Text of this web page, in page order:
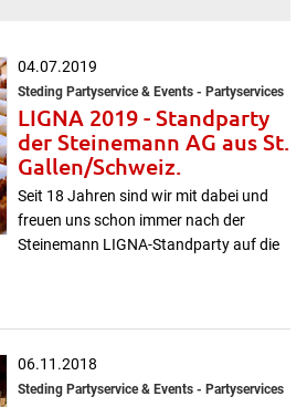
04.07.2019
Steding Partyservice & Events - Partyservices
LIGNA 2019 - Standparty
der Steinemann AG aus St.
Gallen/Schweiz.
Seit 18 Jahren sind wir mit dabei und
freuen uns schon immer nach der
Steinemann LIGNA-Standparty auf die
06.11.2018
Steding Partyservice & Events - Partyservices